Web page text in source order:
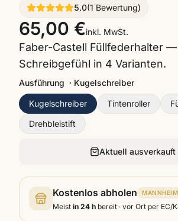
5.0(1 Bewertung)
65,00 €inkl. MwSt.
Faber-Castell Füllfederhalter
Schreibgefühl in 4 Varianten.
Ausführung · Kugelschreiber
Kugelschreiber Tintenroller
Drehbleistift
Aktuell ausverkauft
Kostenlos abholen MANNHEIM
Meist in 24 h bereit · vor Ort per EC/